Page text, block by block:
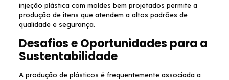
injeção plástica com moldes bem projetados permite a
produção de itens que atendem a altos padrões de
qualidade e segurança.
Desafios e Oportunidades para a
Sustentabilidade
A produção de plásticos é frequentemente associada a